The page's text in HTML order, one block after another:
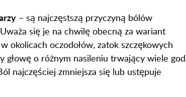
– są najczęstszą przyczyną bólów
się je na chwilę obecną za wariant
okolicach oczodołów, zatok szczękowych
głowę o różnym nasileniu trwający wiele
najczęściej zmniejsza się lub ustępuje